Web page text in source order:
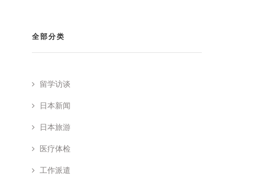
全部分类
留学访谈
日本新闻
日本旅游
医疗体检
工作派遣